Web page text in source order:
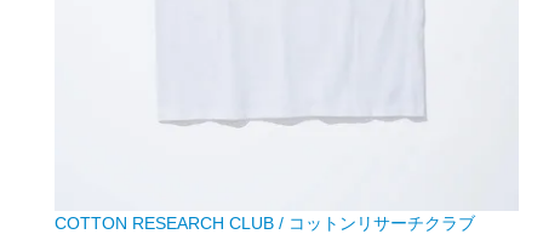
COTTON RESEARCH CLUB / コットンリサーチクラブ